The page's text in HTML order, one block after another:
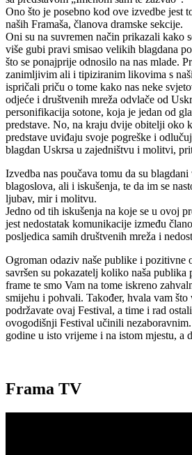
Ono što je posebno kod ove izvedbe jest
naših Framaša, članova dramske sekcije.
Oni su na suvremen način prikazali kako
više gubi pravi smisao velikih blagdana
što se ponajprije odnosilo na nas mlade.
zanimljivim ali i tipiziranim likovima s
ispričali priču o tome kako nas neke
odjeće i društvenih mreža odvlače od
personifikacija sotone, koja je jedan od
predstave. No, na kraju dvije obitelji oko
predstave uviđaju svoje pogreške i
blagdan Uskrsa u zajedništvu i molitvi,
Izvedba nas poučava tomu da su
blagoslova, ali i iskušenja, te da im se
ljubav, mir i molitvu.
Jedno od tih iskušenja na koje se u ovoj
jest nedostatak komunikacije između
posljedica samih društvenih mreža i
Ogroman odaziv naše publike i pozitivne
savršen su pokazatelj koliko naša publika
frame te smo Vam na tome iskreno
smijehu i pohvali. Također, hvala vam
podržavate ovaj Festival, a time i rad
ovogodišnji Festival učinili
godine u isto vrijeme i na istom mjestu, a
Frama TV